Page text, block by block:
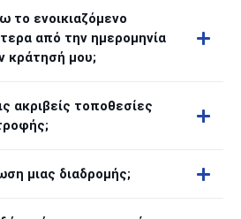
ενοικιαζόμενο
από την ημερομηνία
κράτησή μου;
ακριβείς τοποθεσίες
μιας διαδρομής;